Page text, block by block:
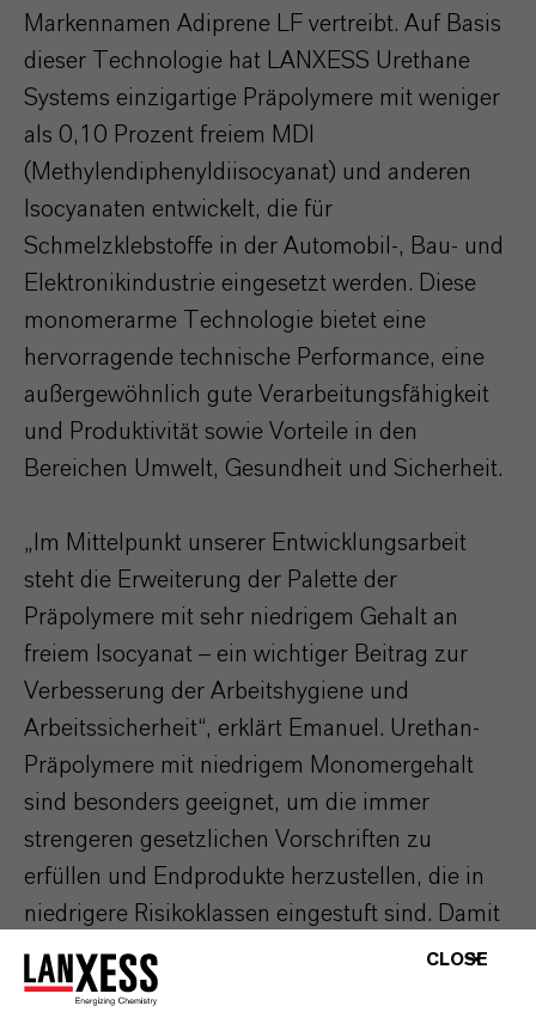
Markennamen Adiprene LF vertreibt. Auf Basis
dieser Technologie hat LANXESS Urethane
Systems einzigartige Präpolymere mit weniger
als 0,10 Prozent freiem MDI
(Methylendiphenyldiisocyanat) und anderen
Isocyanaten entwickelt, die für
Schmelzklebstoffe in der Automobil-, Bau- und
Elektronikindustrie eingesetzt werden. Diese
monomerarme Technologie bietet eine
hervorragende technische Performance, eine
außergewöhnlich gute Verarbeitungsfähigkeit
und Produktivität sowie Vorteile in den
Bereichen Umwelt, Gesundheit und Sicherheit.
„Im Mittelpunkt unserer Entwicklungsarbeit
steht die Erweiterung der Palette der
Präpolymere mit sehr niedrigem Gehalt an
freiem Isocyanat – ein wichtiger Beitrag zur
Verbesserung der Arbeitshygiene und
Arbeitssicherheit“, erklärt Emanuel. Urethan-
Präpolymere mit niedrigem Monomergehalt
sind besonders geeignet, um die immer
strengeren gesetzlichen Vorschriften zu
erfüllen und Endprodukte herzustellen, die in
niedrigere Risikoklassen eingestuft sind. Damit
wird jegliche toxische Klassifizierung
vermieden.
CLOSE